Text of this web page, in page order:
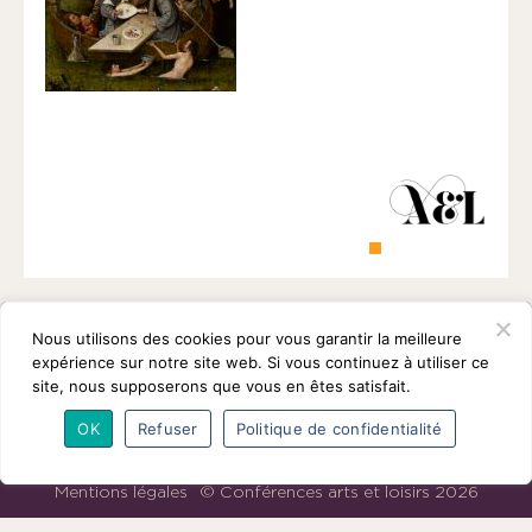
1901
ayant
une
vocation
L’association Programmes
Intervenants
Mentions légales
© Conférences arts et loisirs 2026
Nous
Nous utilisons des cookies pour vous garantir la meilleure
expérience sur notre site web. Si vous continuez à utiliser ce
site, nous supposerons que vous en êtes satisfait.
OK Refuser Politique de confidentialité